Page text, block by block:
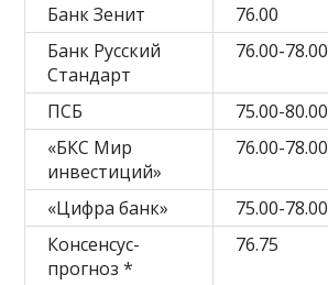
Банк Зенит
76.00
Банк Русский
Стандарт
76.00-78.00
ПСБ
75.00-80.00
«БКС Мир
инвестиций»
76.00-78.00
«Цифра банк»
75.00-78.00
Консенсус-
прогноз *
76.75